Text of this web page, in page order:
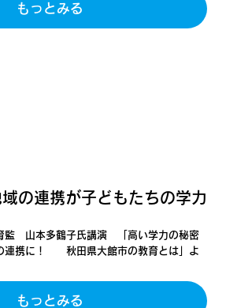
もっとみる
の連携が子どもたちの学力
監 山本多鶴子氏講演 「高い学力の秘密
連携に！ 秋田県大館市の教育とは」よ
もっとみる